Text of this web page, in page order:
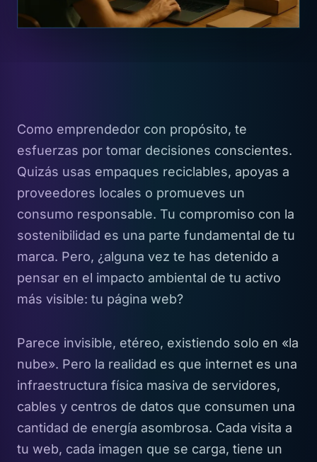
Como emprendedor con propósito, te
esfuerzas por tomar decisiones conscientes.
Quizás usas empaques reciclables, apoyas a
proveedores locales o promueves un
consumo responsable. Tu compromiso con la
sostenibilidad es una parte fundamental de tu
marca. Pero, ¿alguna vez te has detenido a
pensar en el impacto ambiental de tu activo
más visible: tu página web?
Parece invisible, etéreo, existiendo solo en «la
nube». Pero la realidad es que internet es una
infraestructura física masiva de servidores,
cables y centros de datos que consumen una
cantidad de energía asombrosa. Cada visita a
tu web, cada imagen que se carga, tiene un